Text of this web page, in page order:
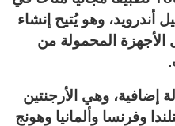
أندرويد، وهو يُتيح إنشاء
المحمولة من
التطبيق في 13 دولة إضافية، وهي الأرجنتين
وفرنسا وألمانيا وهونج